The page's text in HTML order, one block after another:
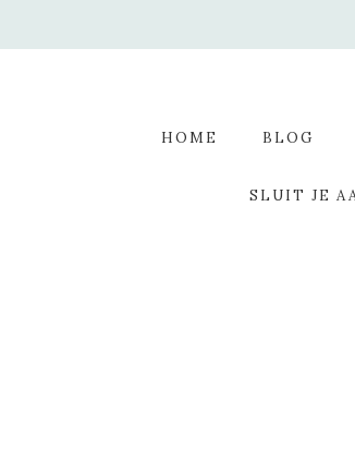
HOME BLOG
SLUIT JE